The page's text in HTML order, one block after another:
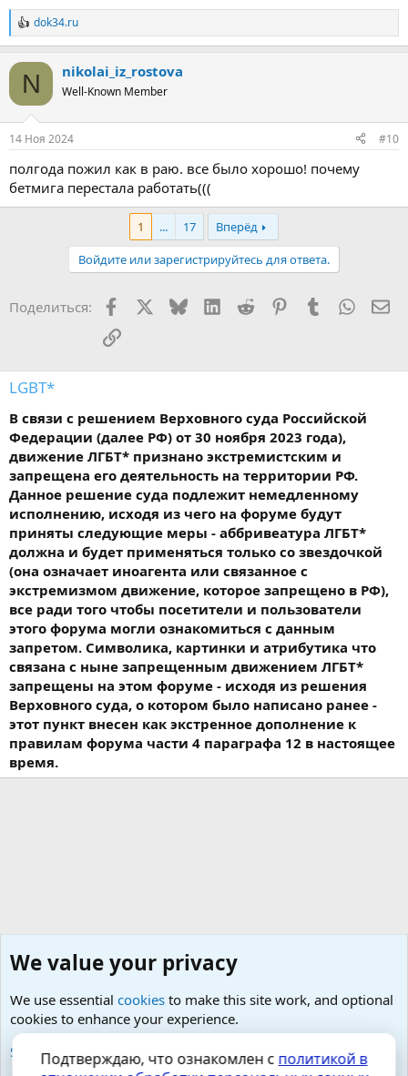
Р
е
и
dok34.ru
N nikolai_iz_rostova
Well-Known Member
14 Ноя 2024 #10
полгода пожил как в раю. все было хорошо! почему
бетмига перестала работать(((
1 ... 17
Вперёд
Войдите или зарегистрируйтесь для ответа.
Поделиться: Facebook BlueskyLinkedIn
Reddit PinterestTumblr
Ссылка
LGBT*
В связи с решением Верховного суда Российской
Федерации (далее РФ) от 30 ноября 2023 года),
движение ЛГБТ* признано экстремистским и
запрещена его деятельность на территории РФ.
Данное решение суда подлежит немедленному
исполнению, исходя из чего на форуме будут
приняты следующие меры - аббривеатура ЛГБТ*
должна и будет применяться только со звездочкой
(она означает иноагента или связанное с
экстремизмом движение, которое запрещено в РФ),
все ради того чтобы посетители и пользователи
этого форума могли ознакомиться с данным
запретом. Символика, картинки и атрибутика что
связана с ныне запрещенным движением ЛГБТ*
запрещены на этом форуме - исходя из решения
Верховного суда, о котором было написано ранее -
этот пункт внесен как экстренное дополнение к
правилам форума части 4 параграфа 12 в настоящее
время.
Малая урология- простатит, тазовые боли, фиброз
We value your privacy
We use essential cookies to make this site work, and optional
cookies to enhance your experience.
See further information and configure your preferences
Подтверждаю, что ознакомлен с политикой в